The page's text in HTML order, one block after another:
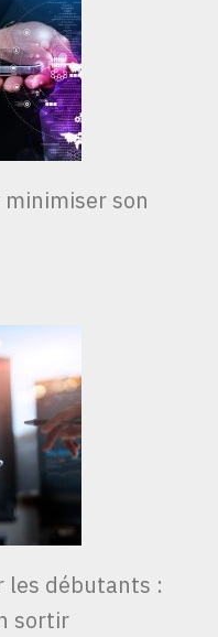
son
les débutants :
sortir